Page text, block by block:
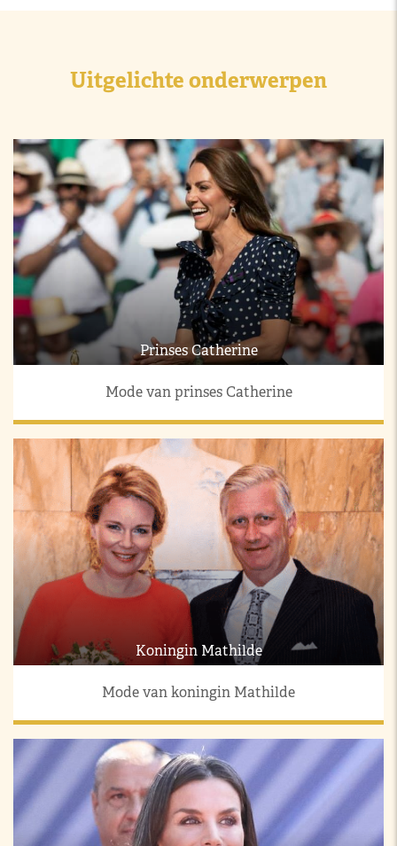
Uitgelichte onderwerpen
Prinses Catherine
Mode van prinses Catherine
Koningin Mathilde
Mode van koningin Mathilde